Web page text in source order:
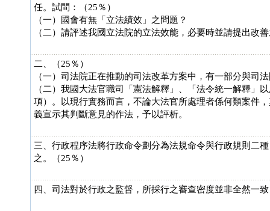
任。試問：（25％）
（一）國會有無「立法績效」之問題？
（二）請評述我國立法院的立法效能，必要時並請提出改
二、（25％）
（一）司法院正在推動的司法改革方案中，有一部分與司
（二）我國大法官職司「憲法解釋」、「法令統一解釋」
項）。以現行實務而言，不論大法官所處理者係何類案件
義宣示其判斷意見的作法，予以評析。
三、行政程序法將行政命令劃分為法規命令與行政規則二
之。（25％）
四、司法對於行政之監督，所採行之審查密度並非全然一